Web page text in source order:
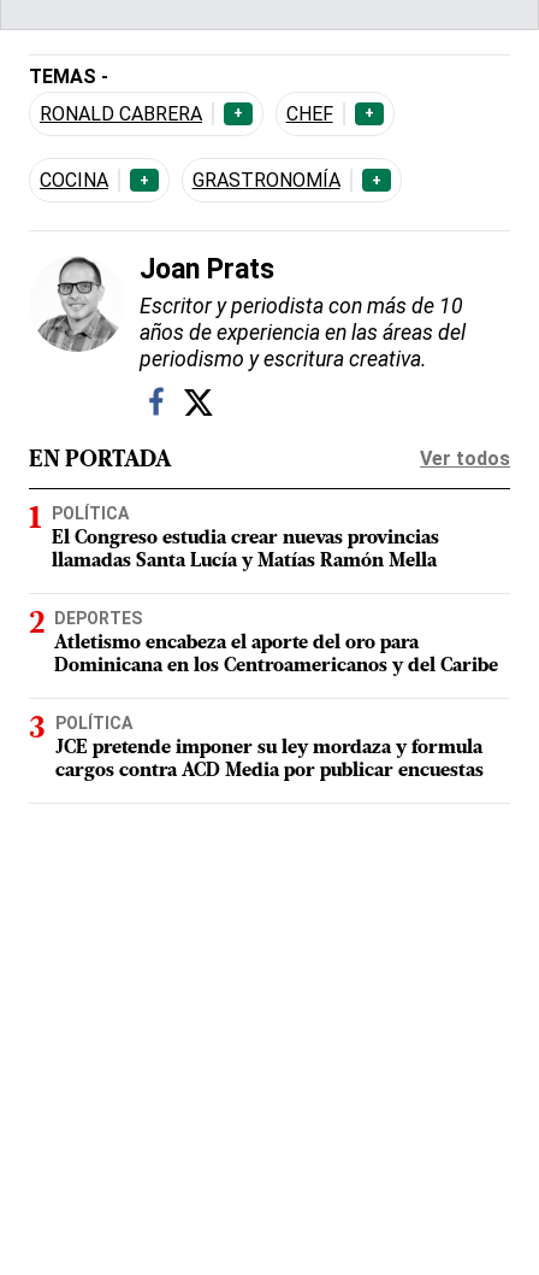
TEMAS -
RONALD CABRERA
+ CHEF +
COCINA + GRASTRONOMÍA +
Joan Prats
Escritor y periodista con más de 10
años de experiencia en las áreas del
periodismo y escritura creativa.
EN PORTADA Ver todos
POLÍTICA
El Congreso estudia crear nuevas provincias
llamadas Santa Lucía y Matías Ramón Mella
DEPORTES
Atletismo encabeza el aporte del oro para
Dominicana en los Centroamericanos y del Caribe
POLÍTICA
JCE pretende imponer su ley mordaza y formula
cargos contra ACD Media por publicar encuestas